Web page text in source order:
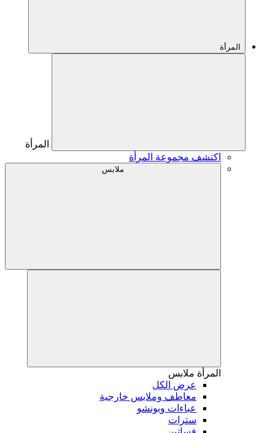
المرأة
المرأة
اكتشف مجموعة المرأة
ملابس
المرأة ملابس
عرض الكل
معاطف وملابس خارجية
عباءات وبونشو
سترات